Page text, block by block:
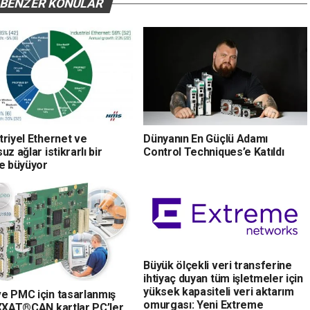
KONULAR
Ethernet ve
ağlar istikrarlı bir
büyüyor
Dünyanın En Güçlü Adamı
Control Techniques’e Katıldı
PMC için tasarlanmış
Büyük ölçekli veri transferine
ihtiyaç duyan tüm işletmeler için
yüksek kapasiteli veri aktarım
omurgası: Yeni Extreme